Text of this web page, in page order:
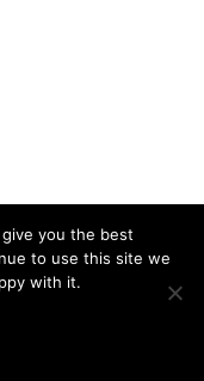
you the best
to use this site we
with it.